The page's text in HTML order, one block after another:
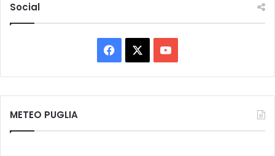
Social
a
c
o
u
METEO PUGLIA